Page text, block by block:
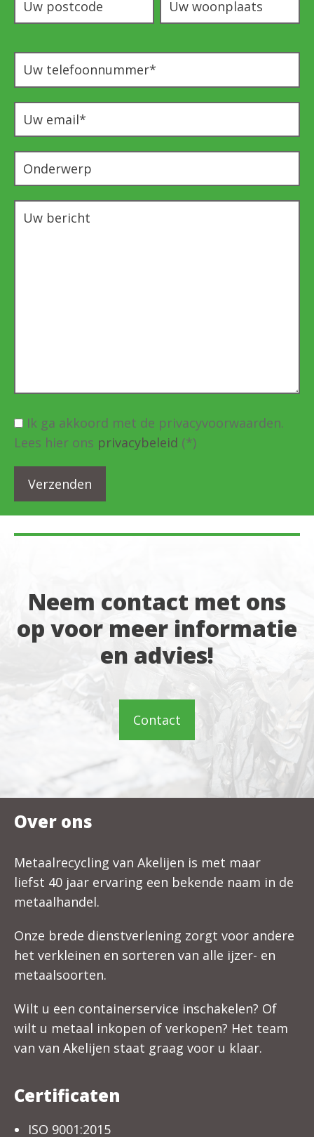
Ik ga akkoord met de privacyvoorwaarden.
Lees hier ons privacybeleid (*)
Neem contact met ons
op voor meer informatie
en advies!
Contact
Over ons
Metaalrecycling van Akelijen is met maar
liefst 40 jaar ervaring een bekende naam in de
metaalhandel.
Onze brede dienstverlening zorgt voor andere
het verkleinen en sorteren van alle ijzer- en
metaalsoorten.
Wilt u een containerservice inschakelen? Of
wilt u metaal inkopen of verkopen? Het team
van van Akelijen staat graag voor u klaar.
Certificaten
ISO 9001:2015